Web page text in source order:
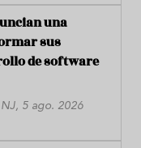
una
sus
de software
NJ, 5 ago. 2026